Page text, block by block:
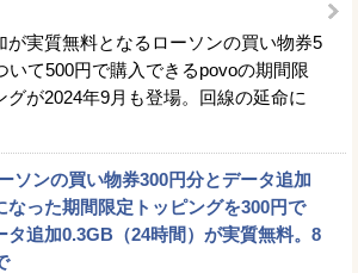
が実質無料となるローソンの買い物券5
いて500円で購入できるpovoの期間限
グが2024年9月も登場。回線の延命に
ソンの買い物券300円分とデータ追加
なった期間限定トッピングを300円で
タ追加0.3GB（24時間）が実質無料。8